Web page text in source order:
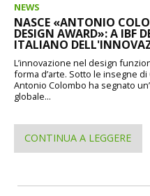
NEWS
NASCE «ANTONIO
DESIGN AWARD»: A IBF
ITALIANO
L’innovazione nel design
forma d’arte. Sotto le insegne
Antonio Colombo ha segnato
globale...
CONTINUA A LEGGERE